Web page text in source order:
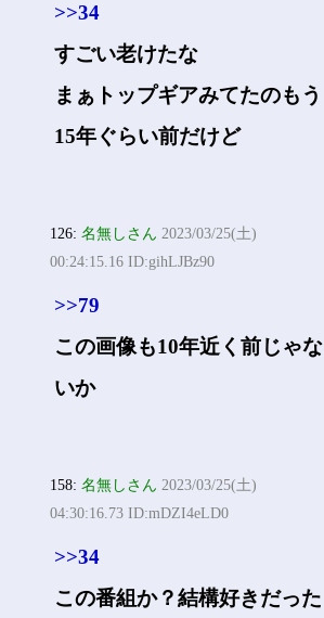
>>34
すごい老けたな
まぁトップギアみてたのもう
15年ぐらい前だけど
126:名無しさん 2023/03/25(土)
00:24:15.16 ID:gihLJBz90
>>79
この画像も10年近く前じゃな
いか
158:名無しさん 2023/03/25(土)
04:30:16.73 ID:mDZI4eLD0
>>34
この番組か？結構好きだった